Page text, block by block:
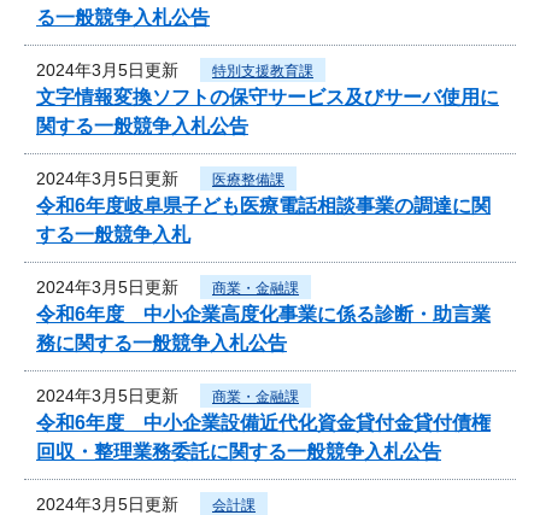
る一般競争入札公告
2024年3月5日更新 特別支援教育課
文字情報変換ソフトの保守サービス及びサーバ使用に
関する一般競争入札公告
2024年3月5日更新 医療整備課
令和6年度岐阜県子ども医療電話相談事業の調達に関
する一般競争入札
2024年3月5日更新 商業・金融課
令和6年度 中小企業高度化事業に係る診断・助言業
務に関する一般競争入札公告
2024年3月5日更新 商業・金融課
令和6年度 中小企業設備近代化資金貸付金貸付債権
回収・整理業務委託に関する一般競争入札公告
2024年3月5日更新 会計課